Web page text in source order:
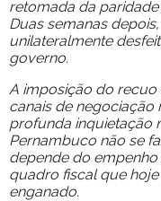
retomada da
Duas semanas
unilateralmente
governo.
A imposição do
canais de
profunda inquietação
Pernambuco não se
depende do
quadro fiscal que
enganado.